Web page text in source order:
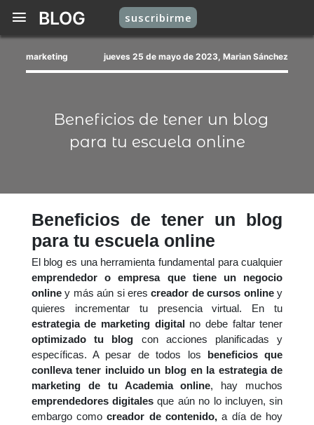
BLOG suscribirme
marketing jueves 25 de mayo de 2023, Marian Sánchez
Beneficios de tener un blog
para tu escuela online
Beneficios de tener un blog
para tu escuela online
El blog es una herramienta fundamental para cualquier
emprendedor o empresa que tiene un negocio
onliney más aún si erescreador de cursos onliney
quieres incrementar tu presencia virtual. En tu
estrategia de marketing digitalno debe faltar tener
optimizado tu blog con acciones planificadas y
específicas. A pesar de todos los beneficios que
conlleva tener incluido un blog en la estrategia de
marketing de tu Academia online, hay muchos
emprendedores digitales que aún no lo incluyen, sin
embargo comocreador de contenido,a día de hoy